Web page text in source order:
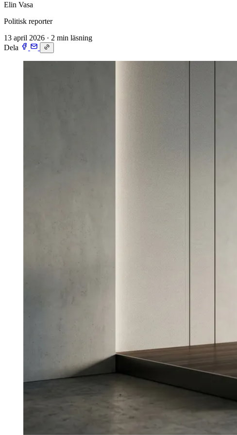
Elin Vasa
Politisk reporter
13 april 2026 · 2 min läsning
Dela